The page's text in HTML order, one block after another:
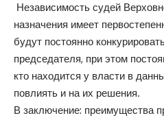
Независимость судей
назначения имеет
будут постоянно
председателя, при этом
кто находится у власти в
повлиять и на их решения.
В заключение: преимущества